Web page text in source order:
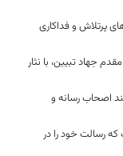
پرتلاش و فداکاری
جهاد تبیین، با نثار
اصحاب رسانه و
رسالت خود را در